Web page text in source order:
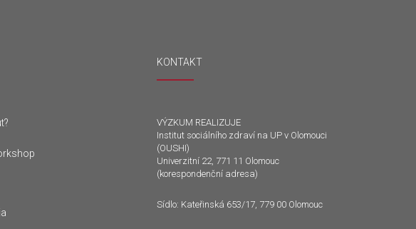
KONTAKT
VÝZKUM REALIZUJE
Institut sociálního zdraví na UP v Olomouci
(OUSHI)
Univerzitní 22, 771 11 Olomouc
(korespondenční adresa)
Sídlo: Kateřinská 653/17, 779 00 Olomouc